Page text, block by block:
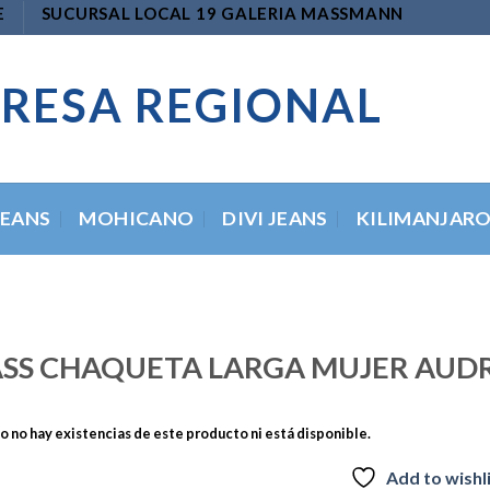
SUCURSAL LOCAL 19 GALERIA MASSMANN
REGIONAL
MOHICANO DIVI JEANS
CHAQUETA LARGA MUJER
no hay existencias de este producto ni está disponible.
Add to